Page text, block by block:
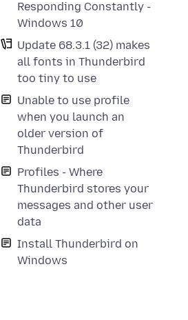
Responding Constantly -
Windows 10
Update 68.3.1 (32) makes
all fonts in Thunderbird
too tiny to use
Unable to use profile
when you launch an
older version of
Thunderbird
Profiles - Where
Thunderbird stores your
messages and other user
data
Install Thunderbird on
Windows